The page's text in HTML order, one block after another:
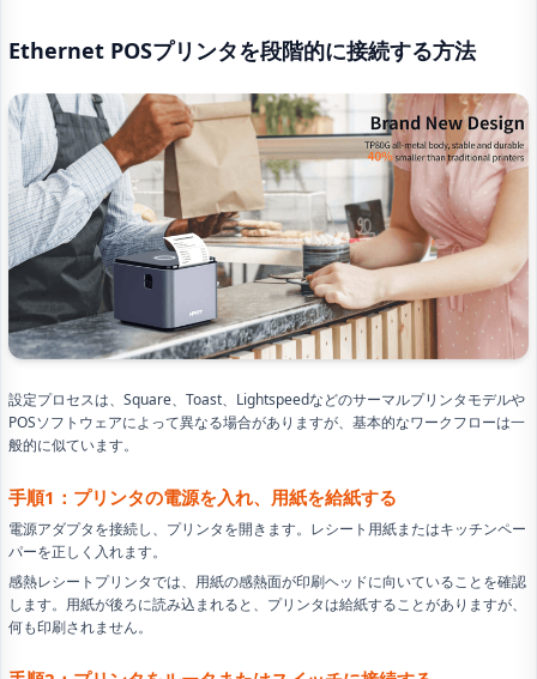
Ethernet POSプリンタを段階的に接続する方法
設定プロセスは、Square、Toast、Lightspeedなどのサーマルプリンタモデルや
POSソフトウェアによって異なる場合がありますが、基本的なワークフローは一
般的に似ています。
手順1：プリンタの電源を入れ、用紙を給紙する
電源アダプタを接続し、プリンタを開きます。レシート用紙またはキッチンペー
パーを正しく入れます。
感熱レシートプリンタでは、用紙の感熱面が印刷ヘッドに向いていることを確認
します。用紙が後ろに読み込まれると、プリンタは給紙することがありますが、
何も印刷されません。